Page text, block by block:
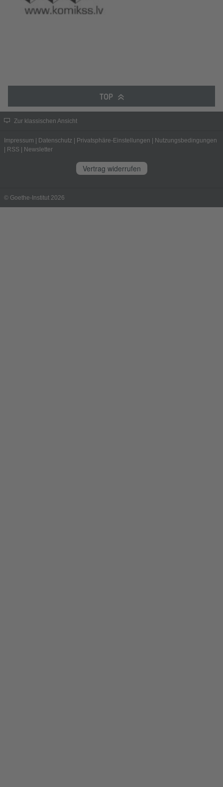
TOP
Zur klassischen Ansicht
Impressum | Datenschutz | Privatsphäre-Einstellungen | Nutzungsbedingungen
| RSS | Newsletter
Vertrag widerrufen
© Goethe-Institut 2026